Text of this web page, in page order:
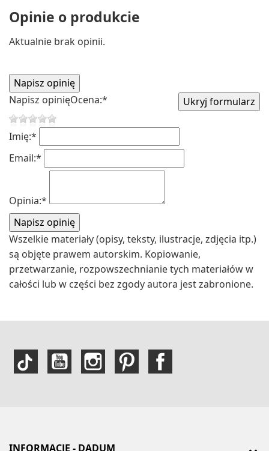
Opinie o produkcie
Aktualnie brak opinii.
Napisz opinięOcena:*
Imię:*
Email:*
Opinia:*
Wszelkie materiały (opisy, teksty, ilustracje, zdjęcia itp.)
są objęte prawem autorskim. Kopiowanie,
przetwarzanie, rozpowszechnianie tych materiałów w
całości lub w części bez zgody autora jest zabronione.
INFORMACJE - DADUM